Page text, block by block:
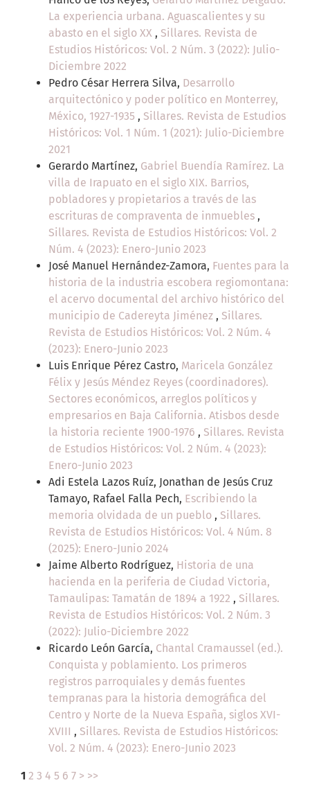
La experiencia urbana. Aguascalientes y su
abasto en el siglo XX , Sillares. Revista de
Estudios Históricos: Vol. 2 Núm. 3 (2022): Julio-
Diciembre 2022
Pedro César Herrera Silva, Desarrollo
arquitectónico y poder político en Monterrey,
México, 1927-1935 , Sillares. Revista de Estudios
Históricos: Vol. 1 Núm. 1 (2021): Julio-Diciembre
2021
Gerardo Martínez, Gabriel Buendía Ramírez. La
villa de Irapuato en el siglo XIX. Barrios,
pobladores y propietarios a través de las
escrituras de compraventa de inmuebles ,
Sillares. Revista de Estudios Históricos: Vol. 2
Núm. 4 (2023): Enero-Junio 2023
José Manuel Hernández-Zamora, Fuentes para la
historia de la industria escobera regiomontana:
el acervo documental del archivo histórico del
municipio de Cadereyta Jiménez , Sillares.
Revista de Estudios Históricos: Vol. 2 Núm. 4
(2023): Enero-Junio 2023
Luis Enrique Pérez Castro, Maricela González
Félix y Jesús Méndez Reyes (coordinadores).
Sectores económicos, arreglos políticos y
empresarios en Baja California. Atisbos desde
la historia reciente 1900-1976 , Sillares. Revista
de Estudios Históricos: Vol. 2 Núm. 4 (2023):
Enero-Junio 2023
Adi Estela Lazos Ruíz, Jonathan de Jesús Cruz
Tamayo, Rafael Falla Pech, Escribiendo la
memoria olvidada de un pueblo , Sillares.
Revista de Estudios Históricos: Vol. 4 Núm. 8
(2025): Enero-Junio 2024
Jaime Alberto Rodríguez, Historia de una
hacienda en la periferia de Ciudad Victoria,
Tamaulipas: Tamatán de 1894 a 1922 , Sillares.
Revista de Estudios Históricos: Vol. 2 Núm. 3
(2022): Julio-Diciembre 2022
Ricardo León García, Chantal Cramaussel (ed.).
Conquista y poblamiento. Los primeros
registros parroquiales y demás fuentes
tempranas para la historia demográfica del
Centro y Norte de la Nueva España, siglos XVI-
XVIII , Sillares. Revista de Estudios Históricos:
Vol. 2 Núm. 4 (2023): Enero-Junio 2023
1 2 3 4 5 6 7 > >>